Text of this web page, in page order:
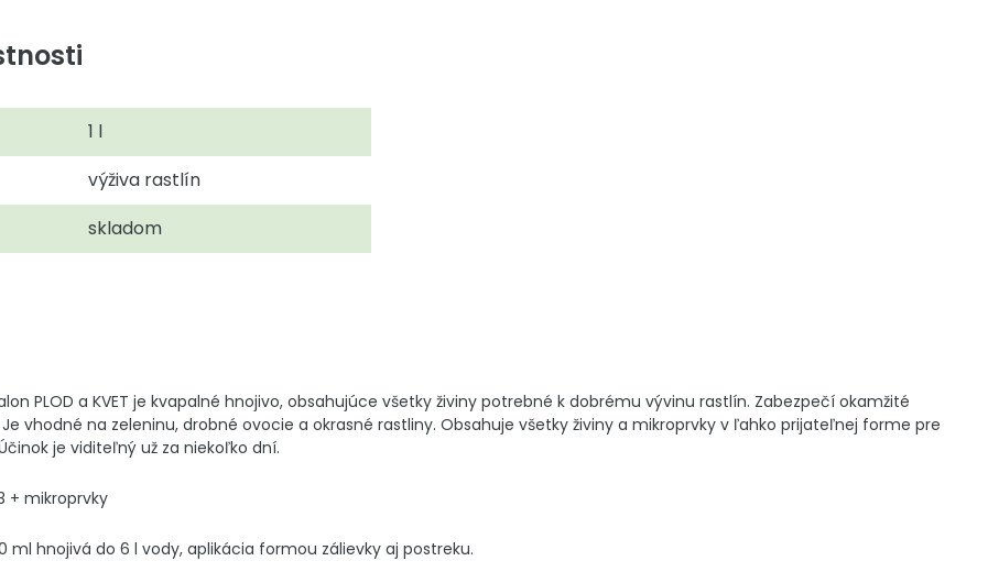
1 l
výživa rastlín
skladom
PLOD a KVET je kvapalné hnojivo, obsahujúce všetky živiny potrebné k dobrému vývinu rastlín. Zabezpečí okamžité
vhodné na zeleninu, drobné ovocie a okrasné rastliny. Obsahuje všetky živiny a mikroprvky v ľahko prijateľnej forme pre
je viditeľný už za niekoľko dní.
+ mikroprvky
ml hnojivá do 6 l vody, aplikácia formou zálievky aj postreku.